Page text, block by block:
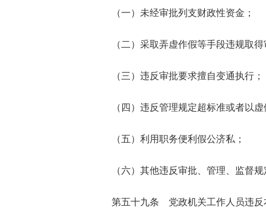
（一）未经审批列支财政性资金；
（二）采取弄虚作假等手段违规取
（三）违反审批要求擅自变通执行；
（四）违反管理规定超标准或者以
（五）利用职务便利假公济私；
（六）其他违反审批、管理、监督
第五十九条 党政机关工作人员违反